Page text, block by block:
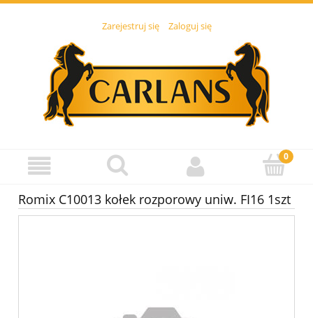
Zarejestruj się Zaloguj się
Romix C10013 kołek rozporowy uniw. FI16 1szt